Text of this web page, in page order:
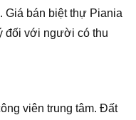
Giá bán biệt thự Piania
đối với người có thu
viên trung tâm. Đất